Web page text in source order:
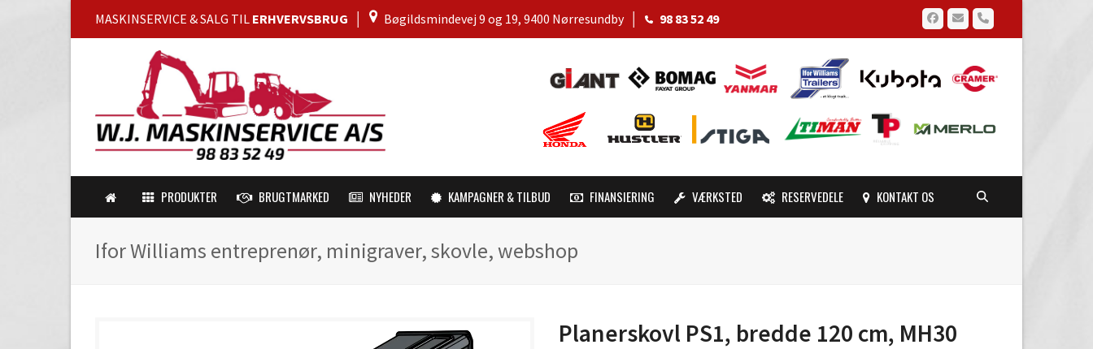
MASKINSERVICE & SALG TIL ERHVERVSBRUG Bøgildsmindevej 9 og 19, 9400 Nørresundby 98 83 52 49 Facebook
EmailPhone
PRODUKTER BRUGTMARKED NYHEDER KAMPAGNER & TILBUD FINANSIERING VÆRKSTED RESERVEDELE KONTAKT OS
Ifor Williams entreprenør, minigraver, skovle, webshop
Planerskovl PS1, bredde 120 cm, MH30